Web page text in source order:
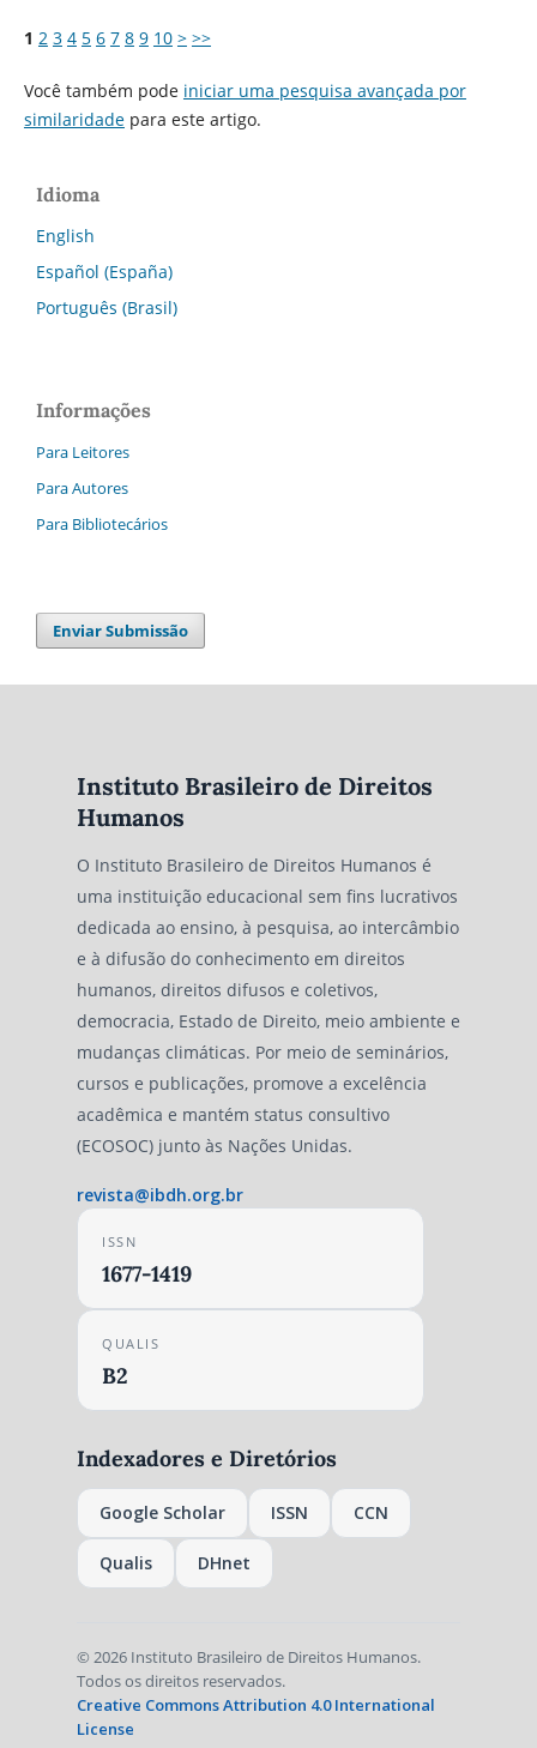
1 2 3 4 5 6 7 8 9 10 > >>
Você também pode iniciar uma pesquisa avançada por
similaridadepara este artigo.
Idioma
English
Español (España)
Português (Brasil)
Informações
Para Leitores
Para Autores
Para Bibliotecários
Enviar Submissão
Instituto Brasileiro de Direitos
Humanos
O Instituto Brasileiro de Direitos Humanos é
uma instituição educacional sem fins lucrativos
dedicada ao ensino, à pesquisa, ao intercâmbio
e à difusão do conhecimento em direitos
humanos, direitos difusos e coletivos,
democracia, Estado de Direito, meio ambiente e
mudanças climáticas. Por meio de seminários,
cursos e publicações, promove a excelência
acadêmica e mantém status consultivo
(ECOSOC) junto às Nações Unidas.
revista@ibdh.org.br
ISSN
1677-1419
QUALIS
B2
Indexadores e Diretórios
Google Scholar ISSN CCN
Qualis DHnet
© 2026 Instituto Brasileiro de Direitos Humanos.
Todos os direitos reservados.
Creative Commons Attribution 4.0 International
License